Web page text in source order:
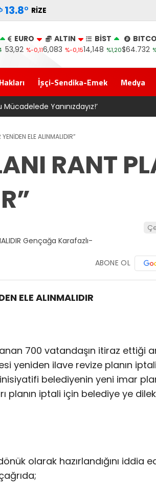
13.8° RIZE
EURO
53,92 %-0,11
ALTIN
6,083 %-0,15
BİST
14,148 %1,20$64.732
İşçi-Sendika-Emek Medya
gelen Çerçeve Yasa Türkiye’de yeni
ELE ALINMALIDIR”
RANT
ABONE OL
ELE ALINMALIDIR
700 vatandaşın itiraz ettiği
yeniden ilave revize planın
belediyenin yeni imar
planın iptali için belediye ye
olarak hazırlandığını iddia